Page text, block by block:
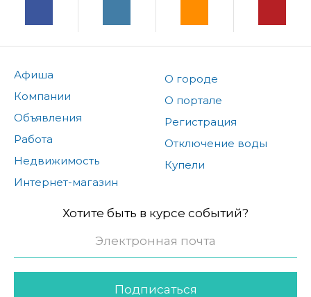
Афиша
Компании
Объявления
Работа
Недвижимость
Интернет-магазин
О городе
О портале
Регистрация
Отключение воды
Купели
Хотите быть в курсе событий?
Подписаться